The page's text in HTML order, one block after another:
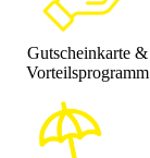
Gutscheinkarte &
Vorteilsprogramm